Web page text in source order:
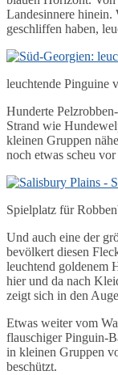
Landesinnere hinein.
geschliffen haben,
leuchtende Pinguine
Hunderte
Strand wie
kleinen Gruppen
noch etwas scheu
Spielplatz für
Und auch eine der
bevölkert diesen
leuchtend goldenem
hier und da nach
zeigt sich in den
Etwas weiter vom
flauschiger Pinguin-
in kleinen Gruppen
beschützt.